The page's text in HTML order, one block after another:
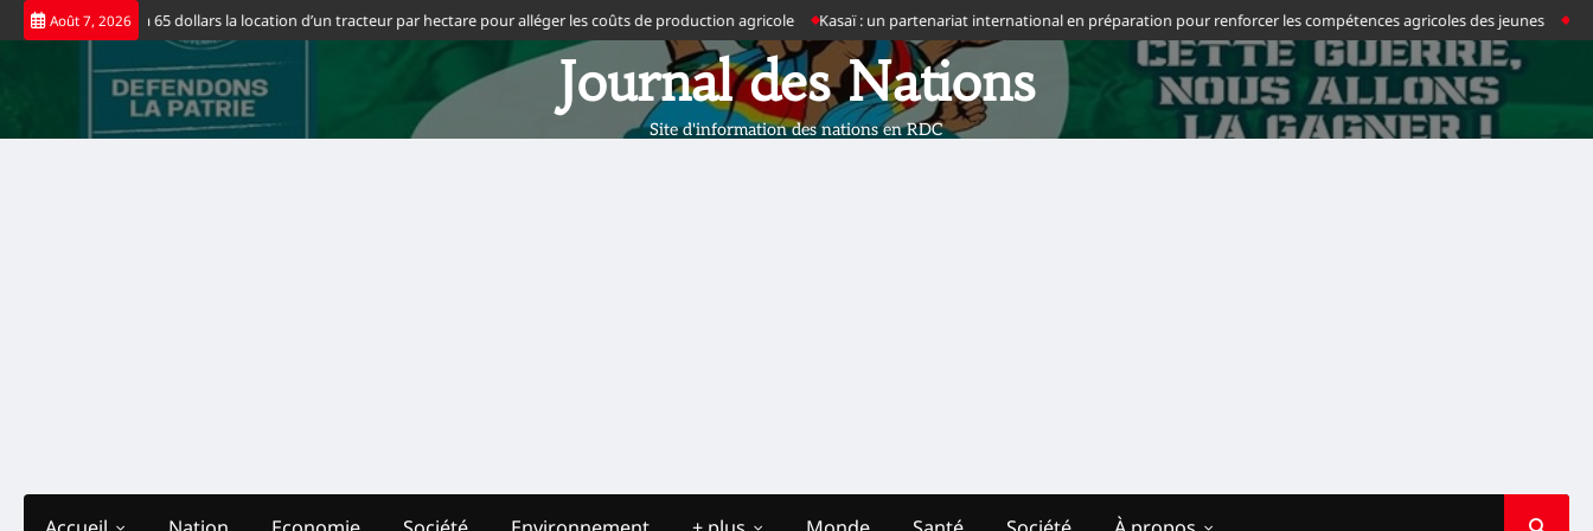
Skip
to
Août 7, 2026
fixe à 65 dollars la location d’un tracteur par hectare pour alléger les coûts de production agricole Kasaï : un partenariat international en préparation pour renforcer les compétences agricoles des jeunes
Journal des Nations
Site d'information des nations en RDC